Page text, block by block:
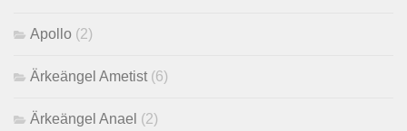
Apollo (2)
Ärkeängel Ametist (6)
Ärkeängel Anael (2)